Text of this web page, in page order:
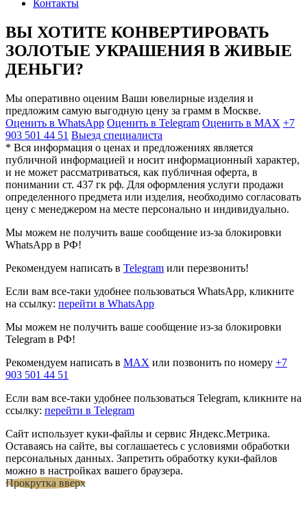
Контакты
ВЫ ХОТИТЕ КОНВЕРТИРОВАТЬ
ЗОЛОТЫЕ УКРАШЕНИЯ В ЖИВЫЕ
ДЕНЬГИ?
Мы оперативно оценим Ваши ювелирные изделия и
предложим самую выгодную цену за грамм в Москве.
Оценить в WhatsApp Оценить в Telegram Оценить в MAX +7
903 501 44 51 Выезд специалиста
* Вся информация о ценах и предложениях является
публичной информацией и носит информационный характер,
и не может рассматриваться, как публичная оферта, в
понимании ст. 437 гк рф. Для оформления услуги продажи
определенного предмета или изделия, необходимо согласовать
цену с менеджером на месте персонально и индивидуально.
Мы можем не получить ваше сообщение из-за блокировки
WhatsApp в РФ!
Рекомендуем написать в Telegram или перезвонить!
Если вам все-таки удобнее пользоваться WhatsApp, кликните
на ссылку: перейти в WhatsApp
Мы можем не получить ваше сообщение из-за блокировки
Telegram в РФ!
Рекомендуем написать в MAX или позвонить по номеру +7
903 501 44 51
Если вам все-таки удобнее пользоваться Telegram, кликните на
ссылку: перейти в Telegram
Сайт использует куки-файлы и сервис Яндекс.Метрика.
Оставаясь на сайте, вы соглашаетесь с условиями обработки
персональных данных. Запретить обработку куки-файлов
можно в настройках вашего браузера.
Прокрутка вверх